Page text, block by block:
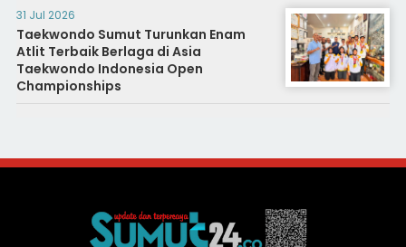
31 Jul 2026
Taekwondo Sumut Turunkan Enam
Atlit Terbaik Berlaga di Asia
Taekwondo Indonesia Open
Championships